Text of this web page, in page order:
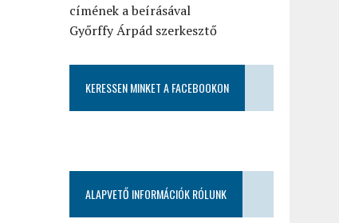
címének a beírásával
Győrffy Árpád szerkesztő
KERESSEN MINKET A FACEBOOKON
ALAPVETŐ INFORMÁCIÓK RÓLUNK